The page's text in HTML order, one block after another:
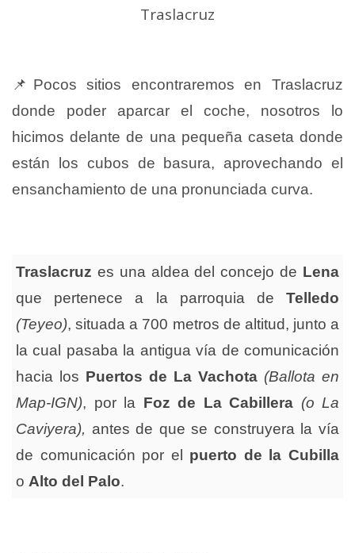
Traslacruz
📌Pocos sitios encontraremos en Traslacruz
donde poder aparcar el coche, nosotros lo
hicimos delante de una pequeña caseta donde
están los cubos de basura, aprovechando el
ensanchamiento de una pronunciada curva.
Traslacruz es una aldea del concejo de Lena
que pertenece a la parroquia de Telledo
(Teyeo), situada a 700 metros de altitud, junto a
la cual pasaba la antigua vía de comunicación
hacia los Puertos de La Vachota (Ballota en
Map-IGN), por la Foz de La Cabillera (o La
Caviyera), antes de que se construyera la vía
de comunicación por el puerto de la Cubilla
o Alto del Palo.